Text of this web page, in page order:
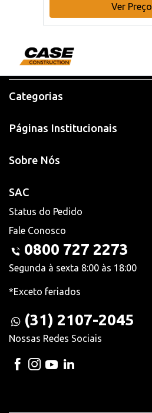
Ver Preço
Categorias
Páginas Institucionais
Sobre Nós
SAC
Status do Pedido
Fale Conosco
0800 727 2273
Segunda à sexta 8:00 às 18:00
*Exceto feriados
(31) 2107-2045
Nossas Redes Sociais